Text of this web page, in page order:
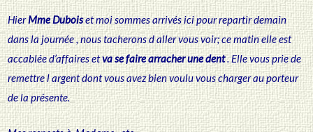
HierMme Duboiset moi sommes arrivés ici pour repartir demain
dans la journée , nous tacherons d aller vous voir; ce matin elle est
accablée d’affaires etva se faire arracher une dent. Elle vous prie de
remettre l argent dont vous avez bien voulu vous charger au porteur
de la présente.